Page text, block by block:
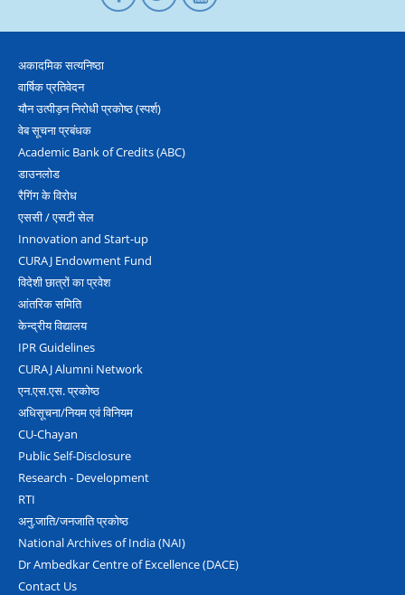
अकादमिक सत्‍यनिष्‍ठा
वार्षिक प्रतिवेदन
यौन उत्‍पीड़न निरोधी प्रकोष्‍ठ (स्‍पर्श)
वेब सूचना प्रबंधक
Academic Bank of Credits (ABC)
डाउनलोड
रैगिंग के विरोध
एससी / एसटी सेल
Innovation and Start-up
CURAJ Endowment Fund
विदेशी छात्रों का प्रवेश
आंतरिक समिति
केन्द्रीय विद्यालय
IPR Guidelines
CURAJ Alumni Network
एन.एस.एस. प्रकोष्‍ठ
अधिसूचना/नियम एवं विनियम
CU-Chayan
Public Self-Disclosure
Research - Development
RTI
अनु.जाति/जनजाति प्रकोष्‍ठ
National Archives of India (NAI)
Dr Ambedkar Centre of Excellence (DACE)
Contact Us